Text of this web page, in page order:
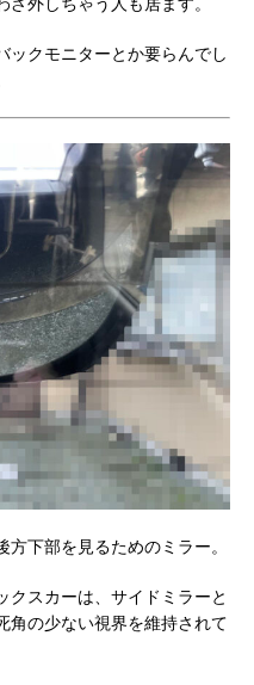
ックモニターとか要らんでし
下部を見るためのミラー。
クスカーは、サイドミラーと
角の少ない視界を維持されて